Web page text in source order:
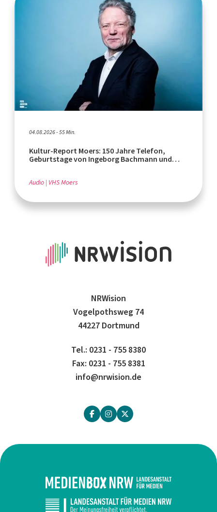
04.08.2026 - 55 Min.
Kultur-Report Moers: 150 Jahre Telefon,
Geburtstage von Ingeborg Bachmann und
Audio VHS Moers
NRWision
Vogelpothsweg 74
44227 Dortmund
Tel.: 0231 - 755 8380
Fax: 0231 - 755 8381
info@nrwision.de